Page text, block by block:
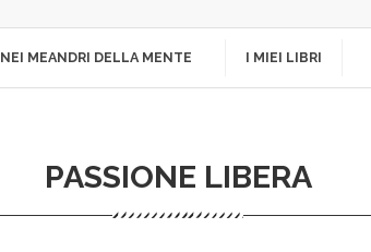
NEI MEANDRI DELLA MENTE I MIEI LIBRI
PASSIONE LIBERA